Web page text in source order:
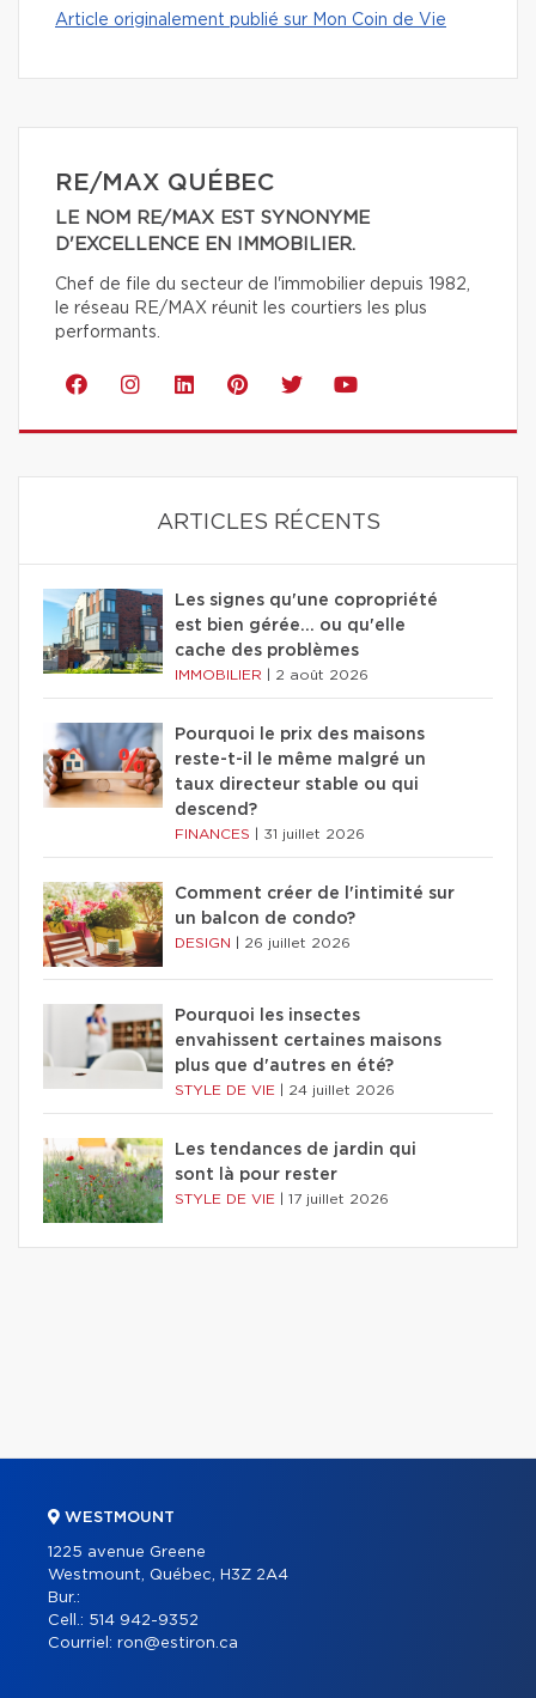
Article originalement publié sur Mon Coin de Vie
RE/MAX QUÉBEC
LE NOM RE/MAX EST SYNONYME
D'EXCELLENCE EN IMMOBILIER.
Chef de file du secteur de l'immobilier depuis 1982,
le réseau RE/MAX réunit les courtiers les plus
performants.
ARTICLES RÉCENTS
Les signes qu'une copropriété
est bien gérée… ou qu'elle
cache des problèmes
IMMOBILIER 2 août 2026
Pourquoi le prix des maisons
reste-t-il le même malgré un
taux directeur stable ou qui
descend?
FINANCES 31 juillet 2026
Comment créer de l'intimité sur
un balcon de condo?
DESIGN 26 juillet 2026
Pourquoi les insectes
envahissent certaines maisons
plus que d'autres en été?
STYLE DE VIE 24 juillet 2026
Les tendances de jardin qui
sont là pour rester
STYLE DE VIE 17 juillet 2026
WESTMOUNT
1225 avenue Greene
Westmount, Québec, H3Z 2A4
Bur.:
Cell.: 514 942-9352
Courriel: ron@estiron.ca